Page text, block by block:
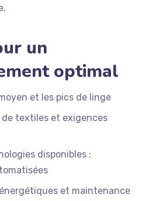
un
optimal
et les pics de linge
de textiles et exigences
disponibles :
et maintenance